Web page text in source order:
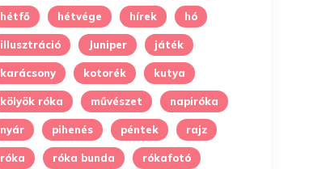
hétfő hétvége hírek hó
illusztráció Juniper játék
karácsony kotorék kutya
kölyök róka művészet napiróka
nyár pihenés péntek rajz
róka róka bunda rókafotó